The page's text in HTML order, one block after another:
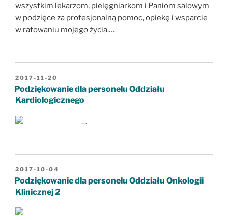
wszystkim lekarzom, pielęgniarkom i Paniom salowym
w podzięce za profesjonalną pomoc, opiekę i wsparcie
w ratowaniu mojego życia.…
OPUBLIKOWANE
W
2017-11-20
Podziękowanie dla personelu Oddziału
Kardiologicznego
…
OPUBLIKOWANE
W
2017-10-04
Podziękowanie dla personelu Oddziału Onkologii
Klinicznej 2